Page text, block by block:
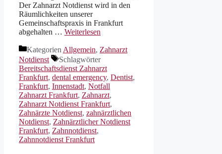
Der Zahnarzt Notdienst wird in den
Räumlichkeiten unserer
Gemeinschaftspraxis in Frankfurt
abgehalten … Weiterlesen
Kategorien Allgemein, Zahnarzt
Notdienst
Schlagwörter
Bereitschaftsdienst Zahnarzt
Frankfurt, dental emergency, Dentist,
Frankfurt, Innenstadt, Notfall
Zahnarzt Frankfurt, Zahnarzt,
Zahnarzt Notdienst Frankfurt,
Zahnärzte Notdienst, zahnärztlichen
Notdienst, Zahnärztlicher Notdienst
Frankfurt, Zahnnotdienst,
Zahnnotdienst Frankfurt